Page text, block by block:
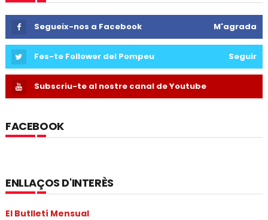
Segueix-nos a Facebook M'agrada
Fes-te Follower del Pompeu Seguir
Subscriu-te al nostre canal de Youtube
FACEBOOK
ENLLAÇOS D'INTERÈS
El Butlletí Mensual